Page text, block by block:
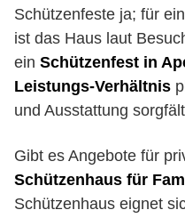
Schützenfeste ja; für
ist das Haus laut
ein Schützenfest in
Leistungs-Verhältnis
und Ausstattung
Gibt es Angebote für
Schützenhaus für
Schützenhaus eignet